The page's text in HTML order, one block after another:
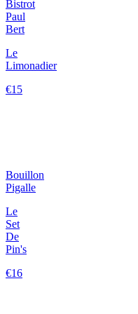
Bistrot
Paul
Bert
Le
Limonadier
€15
Bouillon
Pigalle
Le
Set
De
Pin's
€16